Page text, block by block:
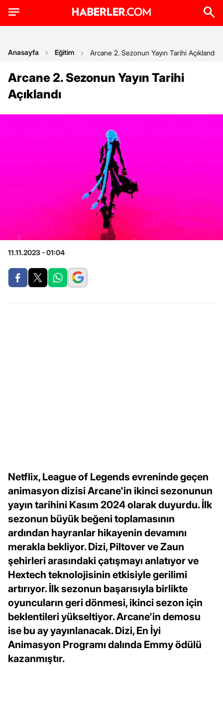
Anasayfa Eğitim Arcane 2. Sezonun Yayın Tarihi Açıklandı
Arcane 2. Sezonun Yayın Tarihi
Açıklandı
11.11.2023 - 01:04
Netflix, League of Legends evreninde geçen
animasyon dizisi Arcane'in ikinci sezonunun
yayın tarihini Kasım 2024 olarak duyurdu. İlk
sezonun büyük beğeni toplamasının
ardından hayranlar hikayenin devamını
merakla bekliyor. Dizi, Piltover ve Zaun
şehirleri arasındaki çatışmayı anlatıyor ve
Hextech teknolojisinin etkisiyle gerilimi
artırıyor. İlk sezonun başarısıyla birlikte
oyuncuların geri dönmesi, ikinci sezon için
beklentileri yükseltiyor. Arcane'in demosu
ise bu ay yayınlanacak. Dizi, En İyi
Animasyon Programı dalında Emmy ödülü
kazanmıştır.